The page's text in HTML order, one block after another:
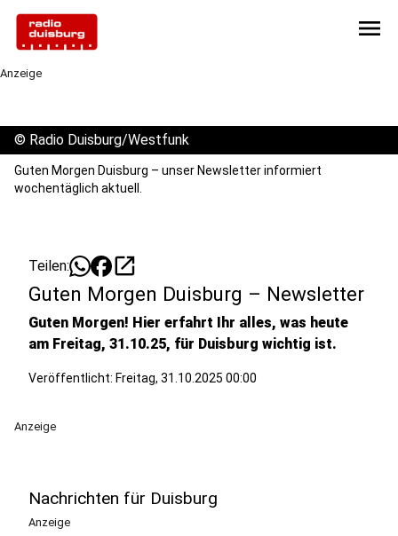
menu
Anzeige
© Radio Duisburg/Westfunk
Guten Morgen Duisburg – unser Newsletter informiert
wochentäglich aktuell.
Teilen: open_in_new
Guten Morgen Duisburg – Newsletter
Guten Morgen! Hier erfahrt Ihr alles, was heute
am Freitag, 31.10.25, für Duisburg wichtig ist.
Veröffentlicht: Freitag, 31.10.2025 00:00
Anzeige
Nachrichten für Duisburg
Anzeige